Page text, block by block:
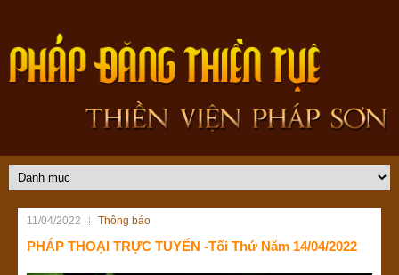
11/04/2022 Thông báo
PHÁP THOẠI TRỰC TUYẾN -Tối Thứ Năm 14/04/2022